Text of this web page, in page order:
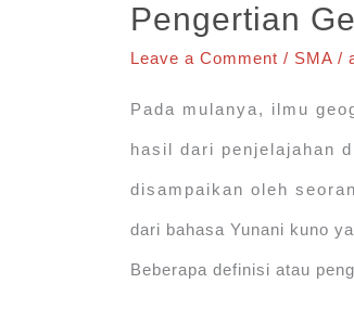
Pengertian
Leave a Comment / SMA /
Pada mulanya, ilmu
hasil dari penjelajahan
disampaikan oleh
dari bahasa Yunani kuno
Beberapa definisi atau